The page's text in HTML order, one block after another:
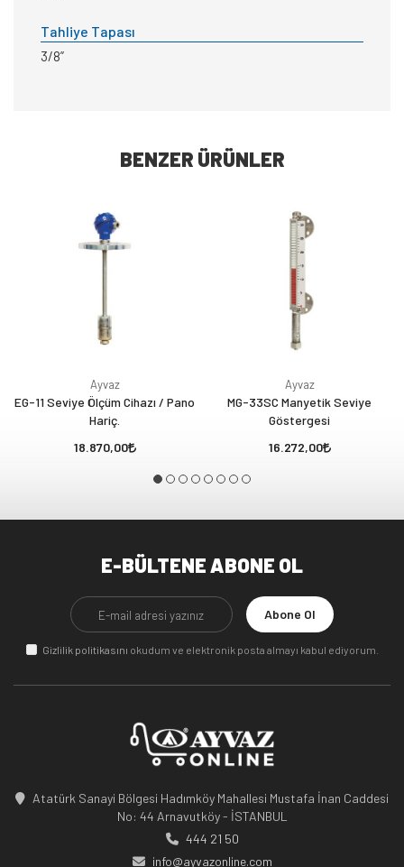
Tahliye Tapası
3/8”
BENZER ÜRÜNLER
Ayvaz
EG-11 Seviye Ölçüm Cihazı / Pano
Hariç.
18.870,00
Ayvaz
MG-33SC Manyetik Seviye
Göstergesi
16.272,00
E-BÜLTENE ABONE OL
Abone Ol
Gizlilik politikasını okudum ve elektronik posta almayı kabul ediyorum.
Atatürk Sanayi Bölgesi Hadımköy Mahallesi Mustafa İnan Caddesi
No: 44 Arnavutköy - İSTANBUL
444 21 50
info@ayvazonline.com